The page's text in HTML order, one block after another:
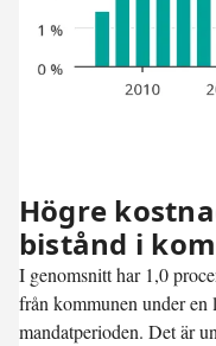
Högre
bistånd i
I genomsnitt har 1,0
från kommunen under en
mandatperioden. Det är